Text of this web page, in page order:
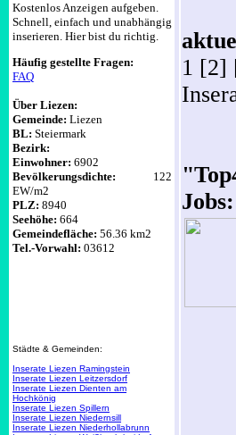
Kostenlos Anzeigen aufgeben.
Schnell, einfach und unabhängig
inserieren. Hier bist du richtig.
Häufig gestellte Fragen:
FAQ
Über Liezen:
Gemeinde: Liezen
BL: Steiermark
Bezirk:
Einwohner: 6902
Bevölkerungsdichte: 122
EW/m2
PLZ: 8940
Seehöhe: 664
Gemeindefläche: 56.36 km2
Tel.-Vorwahl: 03612
Städte & Gemeinden:
Inserate Liezen Ramingstein
Inserate Liezen Leitzersdorf
Inserate Liezen Dienten am
Hochkönig
Inserate Liezen Spillern
Inserate Liezen Niedernsill
Inserate Liezen Niederhollabrunn
1 [2]
Jobs: